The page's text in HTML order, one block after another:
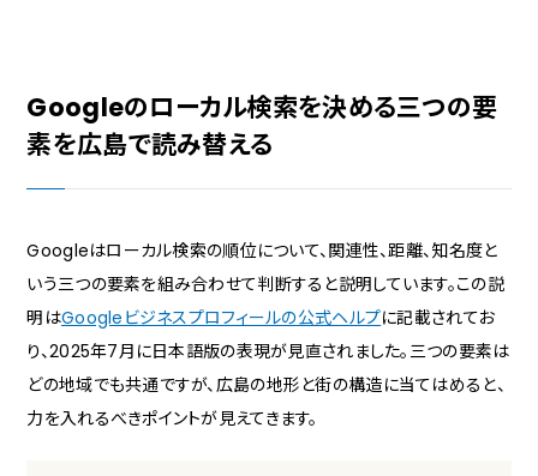
Googleのローカル検索を決める三つの要
素を広島で読み替える
Googleはローカル検索の順位について、関連性、距離、知名度と
いう三つの要素を組み合わせて判断すると説明しています。この説
明はGoogleビジネスプロフィールの公式ヘルプに記載されてお
り、2025年7月に日本語版の表現が見直されました。三つの要素は
どの地域でも共通ですが、広島の地形と街の構造に当てはめると、
力を入れるべきポイントが見えてきます。